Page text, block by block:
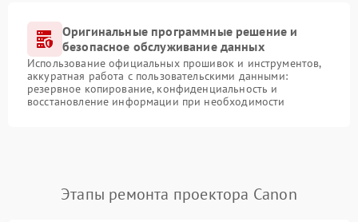
Оригинальные программные решение и
безопасное обслуживание данных
Использование официальных прошивок и инструментов,
аккуратная работа с пользовательскими данными:
резервное копирование, конфиденциальность и
восстановление информации при необходимости
Этапы ремонта проектора Canon